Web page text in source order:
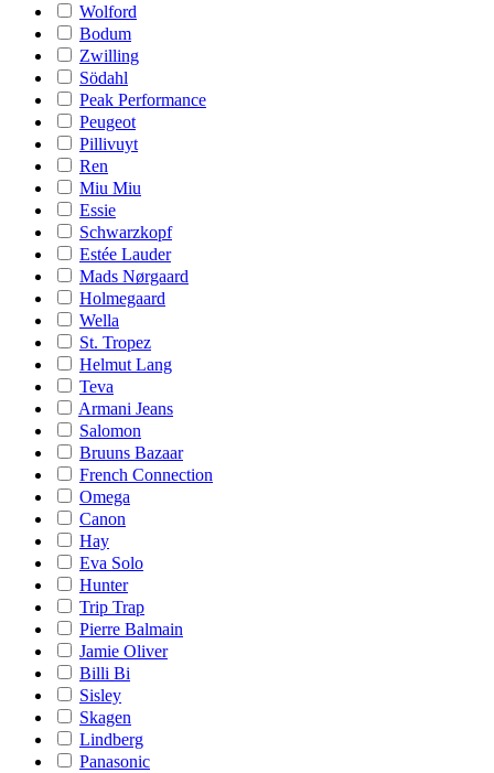
Wolford
Bodum
Zwilling
Södahl
Peak Performance
Peugeot
Pillivuyt
Ren
Miu Miu
Essie
Schwarzkopf
Estée Lauder
Mads Nørgaard
Holmegaard
Wella
St. Tropez
Helmut Lang
Teva
Armani Jeans
Salomon
Bruuns Bazaar
French Connection
Omega
Canon
Hay
Eva Solo
Hunter
Trip Trap
Pierre Balmain
Jamie Oliver
Billi Bi
Sisley
Skagen
Lindberg
Panasonic